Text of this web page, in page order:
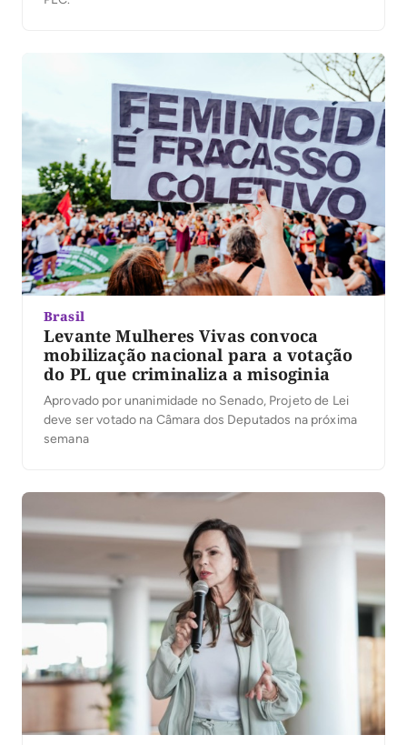
Brasil
Levante Mulheres Vivas convoca
mobilização nacional para a votação
do PL que criminaliza a misoginia
Aprovado por unanimidade no Senado, Projeto de Lei
deve ser votado na Câmara dos Deputados na próxima
semana